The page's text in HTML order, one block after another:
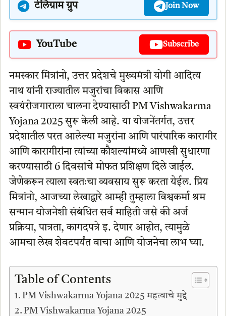
टेलिग्राम ग्रुप Join Now
YouTube Subscribe
नमस्कार मित्रांनो, उत्तर प्रदेशचे मुख्यमंत्री योगी आदित्य
नाथ यांनी राज्यातील मजुरांचा विकास आणि
स्वयंरोजगाराला चालना देण्यासाठी PM Vishwakarma
Yojana 2025 सुरू केली आहे. या योजनेंतर्गत, उत्तर
प्रदेशातील परत आलेल्या मजुरांना आणि पारंपारिक कारागीर
आणि कारागीरांना त्यांच्या कौशल्यांमध्ये आणखी सुधारणा
करण्यासाठी 6 दिवसांचे मोफत प्रशिक्षण दिले जाईल.
जेणेकरून त्याला स्वतःचा व्यवसाय सुरू करता येईल. प्रिय
मित्रांनो, आजच्या लेखाद्वारे आम्ही तुम्हाला विश्वकर्मा श्रम
सन्मान योजनेशी संबंधित सर्व माहिती जसे की अर्ज
प्रक्रिया, पात्रता, कागदपत्रे इ. देणार आहोत, त्यामुळे
आमचा लेख शेवटपर्यंत वाचा आणि योजनेचा लाभ घ्या.
Table of Contents
PM Vishwakarma Yojana 2025 महत्वाचे मुद्दे
PM Vishwakarma Yojana 2025